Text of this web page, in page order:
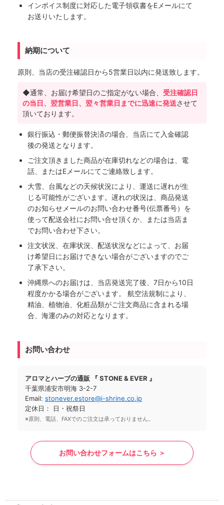
インボイス制度に対応した電子領収書をEメールにて
お送りいたします。
納期について
原則、当店の受注確認日から5営業日以内に発送致します。
◆通常、お届け希望日のご指定がない場合、 受注確認日
の当日、翌営業日、翌々営業日までに迅速に発送させて
頂いております。
銀行振込・郵便振替決済の場合、当店にて入金確認
後の発送となります。
ご注文頂きました商品が在庫切れなどの場合は、電
話、またはEメールにてご連絡致します。
大雪、台風などの天候状況により、運送に遅れが生
じる可能性がございます。遅れの状況は、商品発送
のお知らせメールのお問い合わせ番号(伝票番号）を
使って配送会社にお問い合せ頂くか、または当店ま
でお問い合わせ下さい。
注文状況、在庫状況、配送状況などによって、お届
け希望日にお届けできない場合がございますのでご
了承下さい。
沖縄県へのお届けは、当店発送完了後、7日から10日
程度かかる場合がございます。 航空法規制により、
精油、植物油、化粧品類がご注文商品に含まれる場
合、海運のみの対応となります。
お問い合わせ
アロマとハーブの通販 『 STONE & EVER 』
千葉県浦安市明海 3-2-7
Email: stonever.estore@i-shrine.co.jp
定休日： 日・祝祭日
※原則、電話、FAXでのご注文は承っておりません。
お問い合わせフォームはこちら ＞